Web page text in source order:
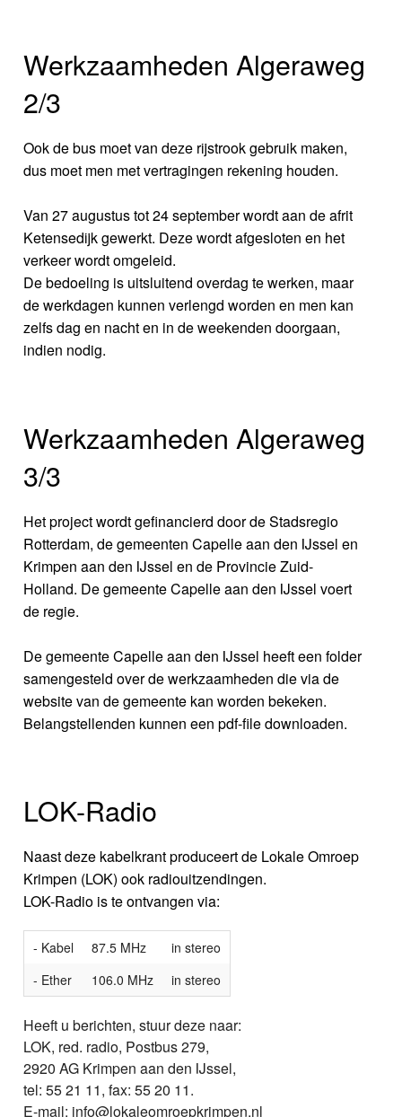
Werkzaamheden Algeraweg
2/3
Ook de bus moet van deze rijstrook gebruik maken,
dus moet men met vertragingen rekening houden.
Van 27 augustus tot 24 september wordt aan de afrit
Ketensedijk gewerkt. Deze wordt afgesloten en het
verkeer wordt omgeleid.
De bedoeling is uitsluitend overdag te werken, maar
de werkdagen kunnen verlengd worden en men kan
zelfs dag en nacht en in de weekenden doorgaan,
indien nodig.
Werkzaamheden Algeraweg
3/3
Het project wordt gefinancierd door de Stadsregio
Rotterdam, de gemeenten Capelle aan den IJssel en
Krimpen aan den IJssel en de Provincie Zuid-
Holland. De gemeente Capelle aan den IJssel voert
de regie.
De gemeente Capelle aan den IJssel heeft een folder
samengesteld over de werkzaamheden die via de
website van de gemeente kan worden bekeken.
Belangstellenden kunnen een pdf-file downloaden.
LOK-Radio
Naast deze kabelkrant produceert de Lokale Omroep
Krimpen (LOK) ook radiouitzendingen.
LOK-Radio is te ontvangen via:
- Kabel 87.5 MHz
in stereo
- Ether
106.0 MHz in stereo
Heeft u berichten, stuur deze naar:
LOK, red. radio, Postbus 279,
2920 AG Krimpen aan den IJssel,
tel: 55 21 11, fax: 55 20 11.
E-mail: info@lokaleomroepkrimpen.nl